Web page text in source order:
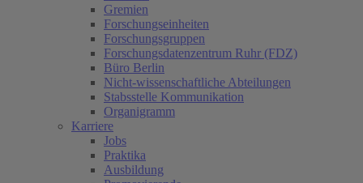
Gremien
Forschungseinheiten
Forschungsgruppen
Forschungsdatenzentrum Ruhr (FDZ)
Büro Berlin
Nicht-wissenschaftliche Abteilungen
Stabsstelle Kommunikation
Organigramm
Karriere
Jobs
Praktika
Ausbildung